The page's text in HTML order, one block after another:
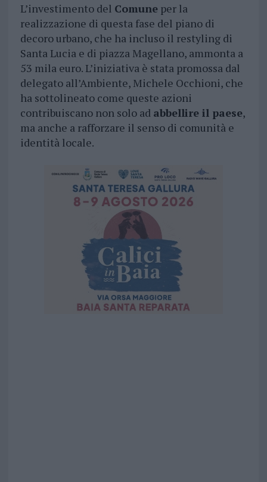
L’investimento del Comuneper la
realizzazione di questa fase del piano di
decoro urbano, che ha incluso il restyling di
Santa Lucia e di piazza Magellano, ammonta a
53 mila euro. L’iniziativa è stata promossa dal
delegato all’Ambiente, Michele Occhioni, che
ha sottolineato come queste azioni
contribuiscano non solo ad abbellire il paese,
ma anche a rafforzare il senso di comunità e
identità locale.